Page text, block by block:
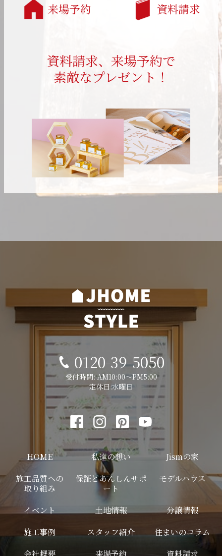
来場予約 資料請求
資料請求、来場予約で
素敵なプレゼント！
0120-39-5050
受付時間: AM10:00～PM5:00
定休日:水曜日
HOME 私達の想い
Jismの家
施工品質への
取り組み
保証とあんしんサポ
ート
モデルハウス
イベント 土地情報
分譲情報
施工事例
スタッフ紹介
住まいのコラム
会社概要
来場予約 資料請求